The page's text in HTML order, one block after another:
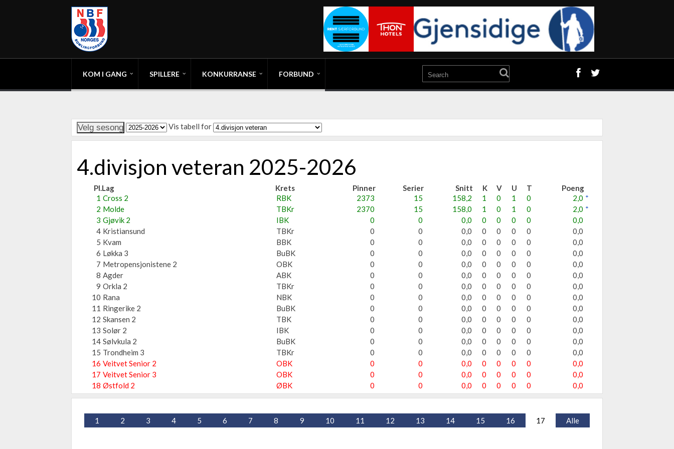
KOM I GANG SPILLERE KONKURRANSE FORBUND
Vis tabell for
4.divisjon veteran 2025-2026
Pl.Lag Krets Pinner Serier Snitt K V U T
Poeng
1 Cross 2 RBK 2373 15 158,2 1 0 1 0 2,0 *
2 Molde TBKr 2370 15 158,0 1 0 1 0 2,0 *
3 Gjøvik 2 IBK 0 0 0,0 0 0 0 0
0,0
4 Kristiansund TBKr 0 0 0,0 0 0 0 0
0,0
5 Kvam BBK 0 0 0,0 0 0 0 0
0,0
6 Løkka 3 BuBK 0 0 0,0 0 0 0 0
0,0
7 Metropensjonistene 2 OBK 0 0 0,0 0 0 0 0
0,0
8 Agder ABK 0 0 0,0 0 0 0 0
0,0
9 Orkla 2 TBKr 0 0 0,0 0 0 0 0
0,0
10 Rana NBK 0 0 0,0 0 0 0 0
0,0
11 Ringerike 2 BuBK 0 0 0,0 0 0 0 0
0,0
12 Skansen 2 TBK 0 0 0,0 0 0 0 0
0,0
13 Solør 2 IBK 0 0 0,0 0 0 0 0
0,0
14 Sølvkula 2 BuBK 0 0 0,0 0 0 0 0
0,0
15 Trondheim 3 TBKr 0 0 0,0 0 0 0 0
0,0
16 Veitvet Senior 2 OBK 0 0 0,0 0 0 0 0
0,0
17 Veitvet Senior 3 OBK 0 0 0,0 0 0 0 0
0,0
18 Østfold 2 ØBK 0 0 0,0 0 0 0 0 0,0
1 2 3 4 5 6 7 8 9 10 11 12 13 14 15 16 17 Alle